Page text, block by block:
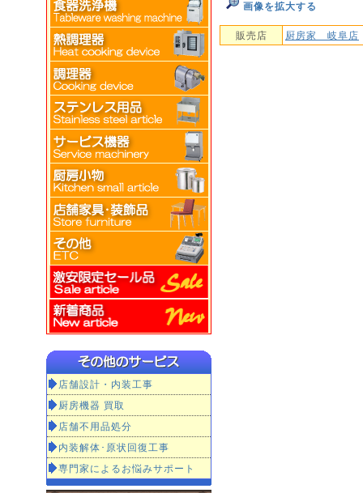
店舗設計・内装工事
厨房機器 買取
店舗不用品処分
内装解体･原状回復工事
専門家によるお悩みサポート
画像を拡大する
販売店 厨房家 岐阜店